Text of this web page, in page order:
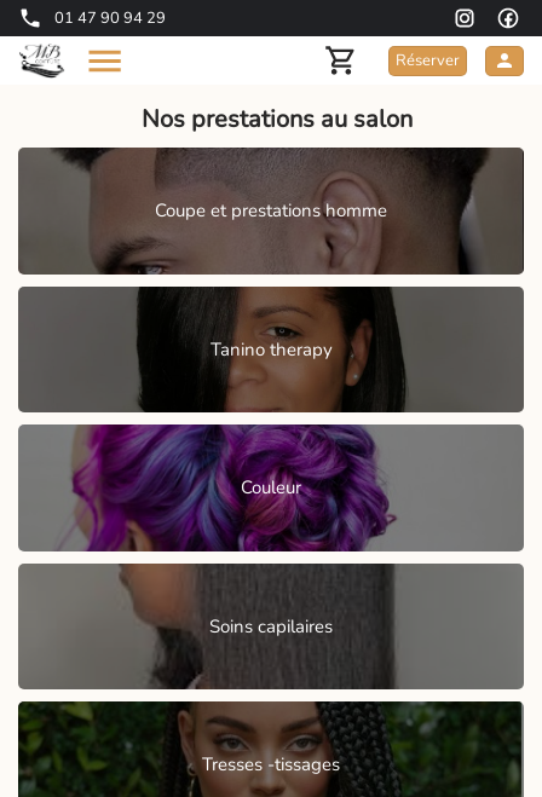
01 47 90 94 29
Réserver
Nos prestations au salon
Coupe et prestations homme
Tanino therapy
Couleur
Soins capilaires
Tresses -tissages